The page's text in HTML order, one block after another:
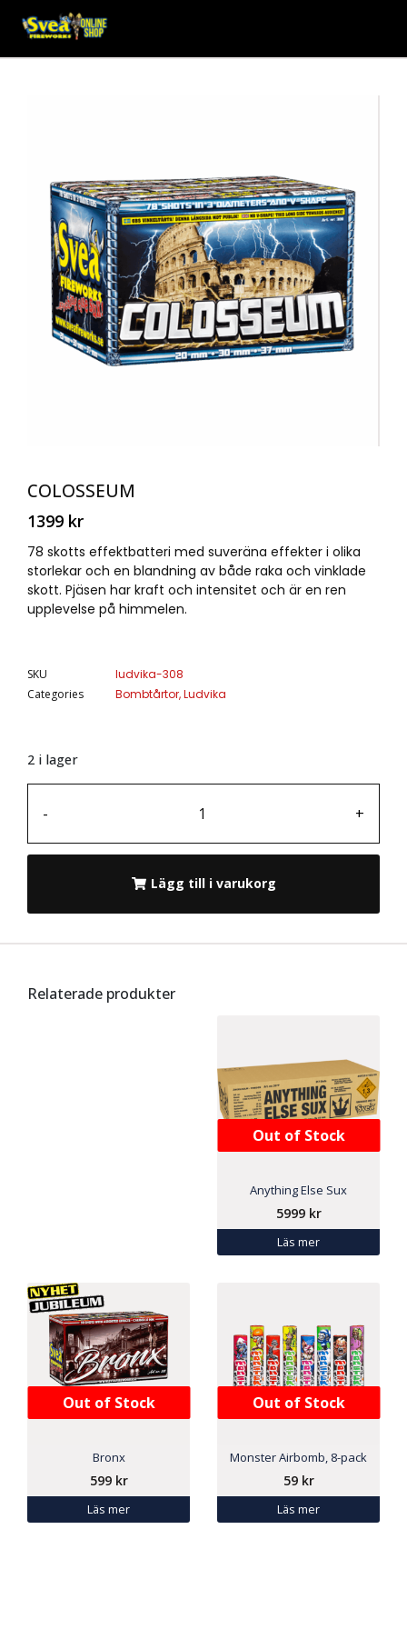
COLOSSEUM
1399 kr
78 skotts effektbatteri med suveräna effekter i olika
storlekar och en blandning av både raka och vinklade
skott. Pjäsen har kraft och intensitet och är en ren
upplevelse på himmelen.
SKU
ludvika-308
Categories
Bombtårtor,Ludvika
2 i lager
- +
Lägg till i varukorg
Relaterade produkter
Out of Stock
Anything Else Sux
5999 kr
Läs mer
Out of Stock
Bronx
599 kr
Läs mer
Out of Stock
Monster Airbomb, 8-pack
59 kr
Läs mer